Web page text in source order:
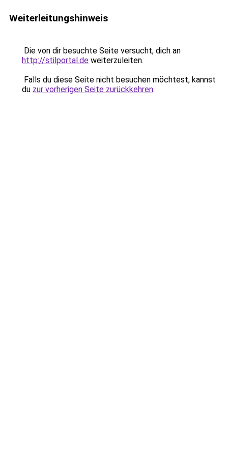
Weiterleitungshinweis
Die von dir besuchte Seite versucht, dich an
http://stilportal.de weiterzuleiten.
Falls du diese Seite nicht besuchen möchtest, kannst
du zur vorherigen Seite zurückkehren.